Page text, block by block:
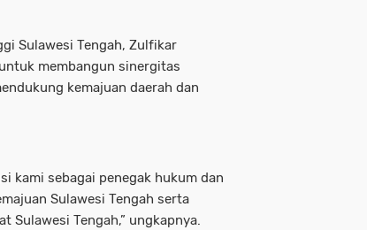
Sulawesi Tengah, Zulfikar
membangun sinergitas
kemajuan daerah dan
kami sebagai penegak hukum dan
Sulawesi Tengah serta
Sulawesi Tengah,” ungkapnya.